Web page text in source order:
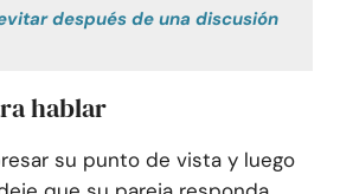
después de una discusión
hablar
su punto de vista y luego